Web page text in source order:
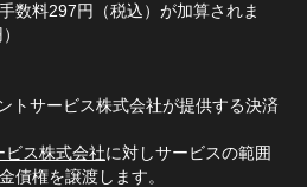
数料297円（税込）が加算されま
トサービス株式会社が提供する決済
ス株式会社に対しサービスの範囲
債権を譲渡します。